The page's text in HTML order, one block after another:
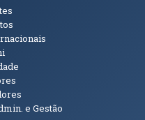
e Gestão